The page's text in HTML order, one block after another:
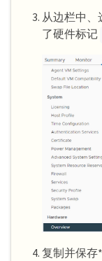
从边栏中、
了硬件标记
复制并保存